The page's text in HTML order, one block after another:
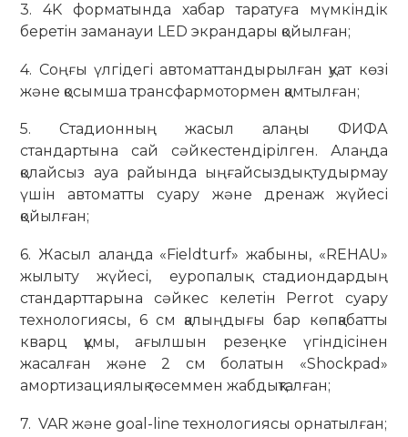
3. 4K форматында хабар таратуға мүмкіндік
беретін заманауи LED экрандары қойылған;
4. Соңғы үлгідегі автоматтандырылған қуат көзі
және қосымша трансфармотормен қамтылған;
5. Стадионның жасыл алаңы ФИФА
стандартына сай сәйкестендірілген. Алаңда
қолайсыз ауа райында ыңғайсыздық тудырмау
үшін автоматты суару және дренаж жүйесі
қойылған;
6. Жасыл алаңда «Fieldturf» жабыны, «REHAU»
жылыту жүйесі, еуропалық стадиондардың
стандарттарына сәйкес келетін Perrot суару
технологиясы, 6 cм қалыңдығы бар көпқабатты
кварц құмы, ағылшын резеңке үгіндісінен
жасалған және 2 см болатын «Shockpad»
амортизациялық төсеммен жабдықталған;
7. VAR және goal-line технологиясы орнатылған;